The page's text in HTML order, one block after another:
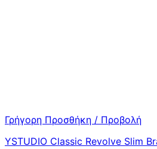
Γρήγορη Προσθήκη / Προβολή
YSTUDIO Classic Revolve Slim